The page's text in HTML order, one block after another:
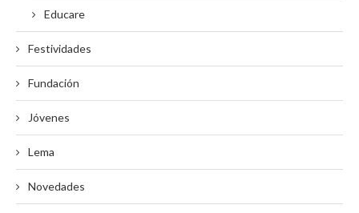
Educare
Festividades
Fundación
Jóvenes
Lema
Novedades